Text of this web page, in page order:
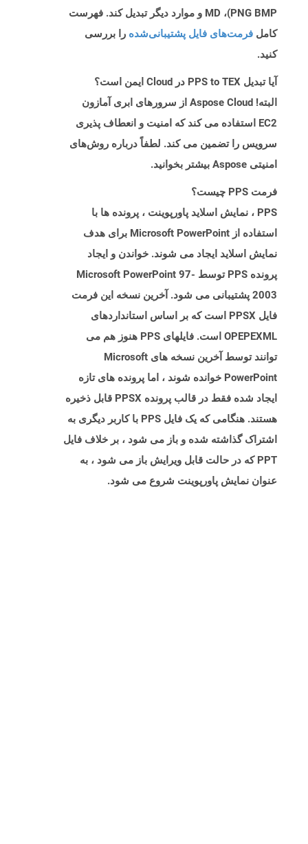
PNG BMP)، MD و موارد دیگر تبدیل کند. فهرست
کامل فرمت‌های فایل پشتیبانی‌شده را بررسی
کنید.
آیا تبدیل PPS to TEX در Cloud ایمن است؟
البته! Aspose Cloud از سرورهای ابری آمازون
EC2 استفاده می کند که امنیت و انعطاف پذیری
سرویس را تضمین می کند. لطفاً درباره روش‌های
امنیتی Aspose بیشتر بخوانید.
فرمت PPS چیست؟
PPS ، نمایش اسلاید پاورپوینت ، پرونده ها با
استفاده از Microsoft PowerPoint برای هدف
نمایش اسلاید ایجاد می شوند. خواندن و ایجاد
پرونده PPS توسط Microsoft PowerPoint 97-
2003 پشتیبانی می شود. آخرین نسخه این فرمت
فایل PPSX است که بر اساس استانداردهای
OPEPEXML است. فایلهای PPS هنوز هم می
توانند توسط آخرین نسخه های Microsoft
PowerPoint خوانده شوند ، اما پرونده های تازه
ایجاد شده فقط در قالب پرونده PPSX قابل ذخیره
هستند. هنگامی که یک فایل PPS با کاربر دیگری به
اشتراک گذاشته شده و باز می شود ، بر خلاف فایل
PPT که در حالت قابل ویرایش باز می شود ، به
عنوان نمایش پاورپوینت شروع می شود.